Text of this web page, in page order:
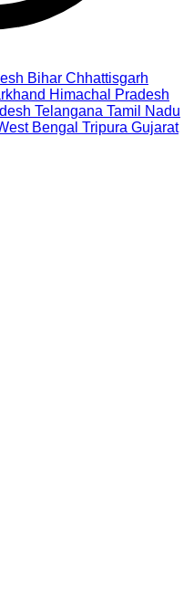
Bihar Chhattisgarh
Himachal Pradesh
Telangana Tamil Nadu
Bengal Tripura Gujarat